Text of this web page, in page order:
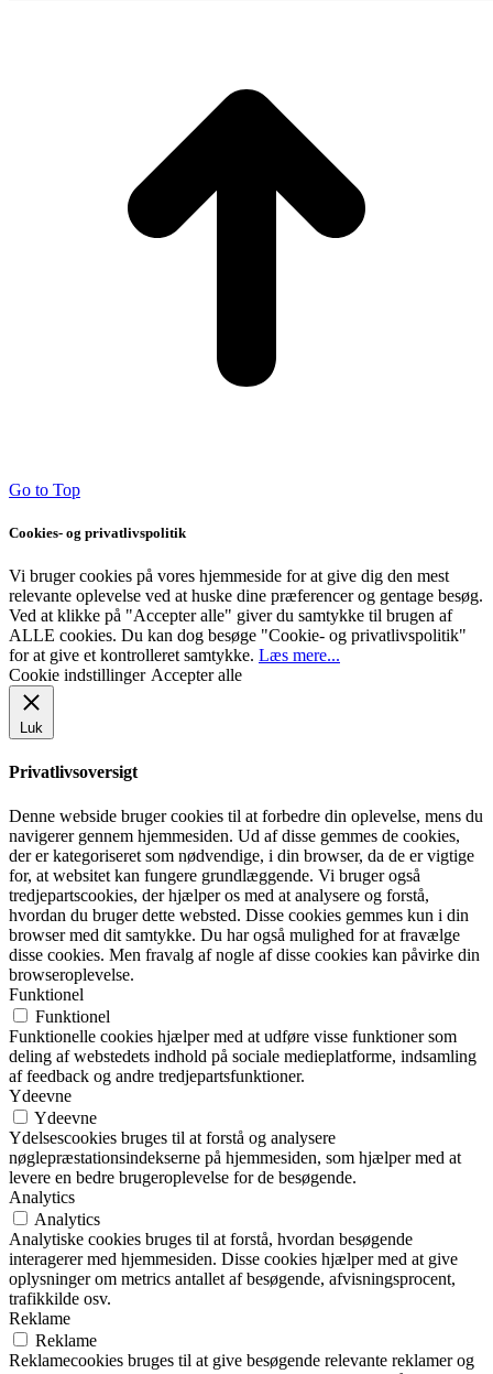
Go to Top
Cookies- og privatlivspolitik
Vi bruger cookies på vores hjemmeside for at give dig den mest
relevante oplevelse ved at huske dine præferencer og gentage besøg.
Ved at klikke på "Accepter alle" giver du samtykke til brugen af ​​
ALLE cookies. Du kan dog besøge "Cookie- og privatlivspolitik"
for at give et kontrolleret samtykke. Læs mere...
Cookie indstillinger Accepter alle
Luk
Privatlivsoversigt
Denne webside bruger cookies til at forbedre din oplevelse, mens du
navigerer gennem hjemmesiden. Ud af disse gemmes de cookies,
der er kategoriseret som nødvendige, i din browser, da de er vigtige
for, at websitet kan fungere grundlæggende. Vi bruger også
tredjepartscookies, der hjælper os med at analysere og forstå,
hvordan du bruger dette websted. Disse cookies gemmes kun i din
browser med dit samtykke. Du har også mulighed for at fravælge
disse cookies. Men fravalg af nogle af disse cookies kan påvirke din
browseroplevelse.
Funktionel
Funktionel
Funktionelle cookies hjælper med at udføre visse funktioner som
deling af webstedets indhold på sociale medieplatforme, indsamling
af feedback og andre tredjepartsfunktioner.
Ydeevne
Ydeevne
Ydelsescookies bruges til at forstå og analysere
nøglepræstationsindekserne på hjemmesiden, som hjælper med at
levere en bedre brugeroplevelse for de besøgende.
Analytics
Analytics
Analytiske cookies bruges til at forstå, hvordan besøgende
interagerer med hjemmesiden. Disse cookies hjælper med at give
oplysninger om metrics antallet af besøgende, afvisningsprocent,
trafikkilde osv.
Reklame
Reklame
Reklamecookies bruges til at give besøgende relevante reklamer og